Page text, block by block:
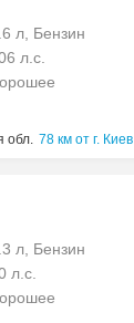
л, Бензин
л.с.
обл. 78 км от г. Киев
л, Бензин
л.с.